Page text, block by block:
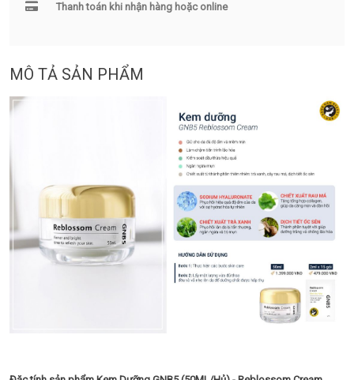
Thanh toán khi nhận hàng hoặc online
MÔ TẢ SẢN PHẨM